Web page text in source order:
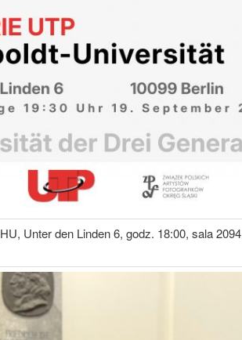
HU, Unter den Linden 6, godz. 18:00, sala 2094